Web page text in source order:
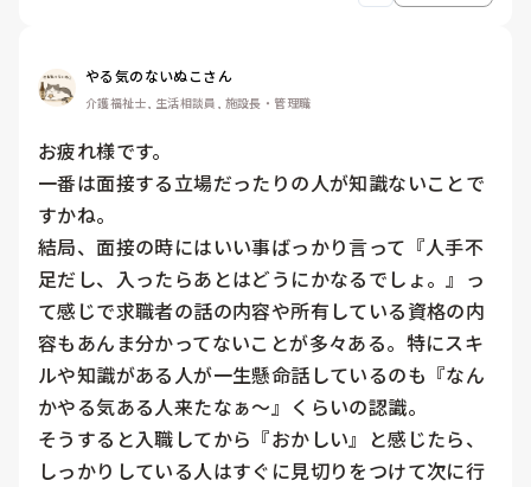
やる気のないぬこさん
介護福祉士, 生活相談員, 施設長・管理職
お疲れ様です。
一番は面接する立場だったりの人が知識ないことで
すかね。
結局、面接の時にはいい事ばっかり言って『人手不
足だし、入ったらあとはどうにかなるでしょ。』っ
て感じで求職者の話の内容や所有している資格の内
容もあんま分かってないことが多々ある。特にスキ
ルや知識がある人が一生懸命話しているのも『なん
かやる気ある人来たなぁ～』くらいの認識。
そうすると入職してから『おかしい』と感じたら、
しっかりしている人はすぐに見切りをつけて次に行